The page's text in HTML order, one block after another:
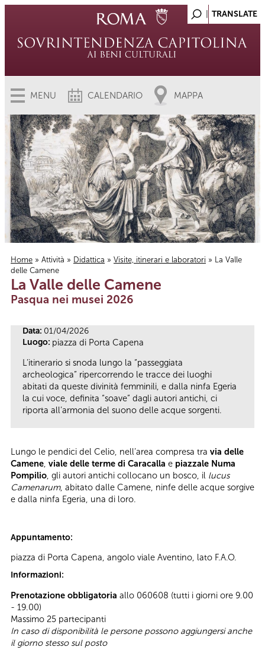
MENU CALENDARIO MAPPA
Tu sei qui
Home » Attività » Didattica » Visite, itinerari e laboratori » La Valle
delle Camene
La Valle delle Camene
Pasqua nei musei 2026
Data: 01/04/2026
Luogo: piazza di Porta Capena
L’itinerario si snoda lungo la “passeggiata
archeologica” ripercorrendo le tracce dei luoghi
abitati da queste divinità femminili, e dalla ninfa Egeria
la cui voce, definita “soave” dagli autori antichi, ci
riporta all’armonia del suono delle acque sorgenti.
Lungo le pendici del Celio, nell’area compresa tra via delle
Camene, viale delle terme di Caracalla e piazzale Numa
Pompilio, gli autori antichi collocano un bosco, il lucus
Camenarum, abitato dalle Camene, ninfe delle acque sorgive
e dalla ninfa Egeria, una di loro.
Appuntamento:
piazza di Porta Capena, angolo viale Aventino, lato F.A.O.
Informazioni:
Prenotazione obbligatoria allo 060608 (tutti i giorni ore 9.00
- 19.00)
Massimo 25 partecipanti
In caso di disponibilità le persone possono aggiungersi anche
il giorno stesso sul posto